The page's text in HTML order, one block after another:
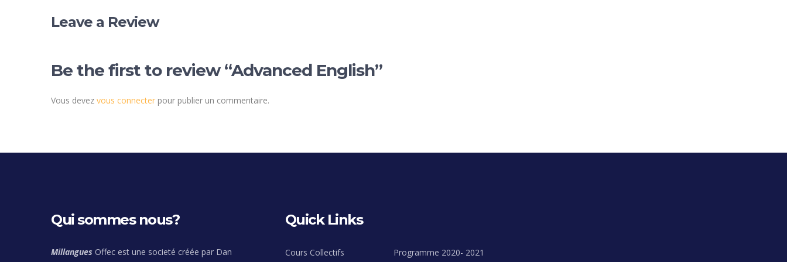
Leave a Review
Be the first to review “Advanced English”
Vous devez vous connecter pour publier un commentaire.
Qui sommes nous?
Millangues Offec est une societé créée par Dan
Quick Links
Cours Collectifs Programme 2020- 2021